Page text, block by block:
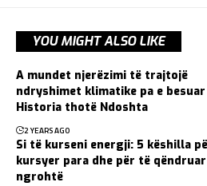
YOU MIGHT ALSO LIKE
A mundet njerëzimi të trajtojë
ndryshimet klimatike pa e
Historia thotë Ndoshta
2 YEARS AGO
Si të kurseni energji: 5 këshilla
kursyer para dhe për të qëndruar
ngrohtë